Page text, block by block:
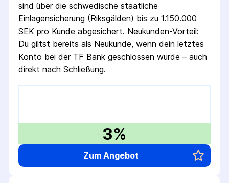
sind über die schwedische staatliche
Einlagensicherung (Riksgälden) bis zu 1.150.000
SEK pro Kunde abgesichert. Neukunden-Vorteil:
Du giltst bereits als Neukunde, wenn dein letztes
Konto bei der TF Bank geschlossen wurde – auch
direkt nach Schließung.
3%
Zum Angebot